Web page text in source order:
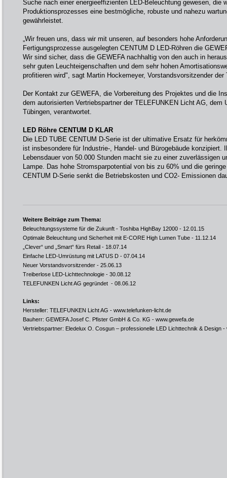
Suche nach einer energieeffizienten LED-Beleuchtung gewesen, die
Produktionsprozesses eine bestmögliche, robuste und nahezu
gewährleistet.
„Wir freuen uns, dass wir mit unseren, auf besonders hohe
Fertigungsprozesse ausgelegten CENTUM D LED-Röhren die
Wir sind sicher, dass die GEWEFA nachhaltig von den auch in
sehr guten Leuchteigenschaften und dem sehr hohen
profitieren wird", sagt Martin Hockemeyer, Vorstandsvorsitzender
Der Kontakt zur GEWEFA, die Vorbereitung des Projektes und die
dem autorisierten Vertriebspartner der TELEFUNKEN Licht AG, dem
Tübingen, verantwortet.
LED Röhre CENTUM D KLAR
Die LED TUBE CENTUM D-Serie ist der ultimative Ersatz für
ist insbesondere für Industrie-, Handel- und Bürogebäude konzipiert.
Lebensdauer von 50.000 Stunden macht sie zu einer zuverlässigen
Lampe. Das hohe Stromsparpotential von bis zu 60% und die
CENTUM D-Serie senkt die Betriebskosten und CO2- Emissionen
Weitere Beiträge zum Thema:
Beleuchtungssysteme für die Zukunft - Toshiba HighBay 12000 - 12.01.15
Optimale Beleuchtung und Sicherheit mit E-CORE High Lumen Tube - 11.12.14
„Clever“ und „Smart“ fürs Retail - 18.07.14
Einfache LED-Umrüstung mit LATUS D - 07.04.14
Neuer Vorstandsvorsitzender - 25.06.13
Treiberlose LED-Lichttechnologie - 30.08.12
TELEFUNKEN Licht AG gegründet - 08.06.12
Links:
Hersteller: TELEFUNKEN Licht AG - www.telefunken-licht.de
Bauherr: GEWEFA Josef C. Pfister GmbH & Co. KG - www.gewefa.de
Vertriebspartner: Eledelux O. Cosgun – professionelle LED Lichttechnik & Design -